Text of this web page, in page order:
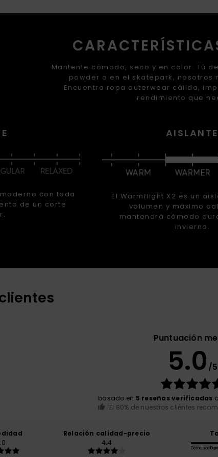
Mantente cómodo, seco y en calor. Tú
powder o en el skatepark, nosotros
Encuentra ropa outerwear cálida,
rendimiento que
con toda
de un corte
AISLANTE
El Warmflight X2 es un
volumen y máximo
mantendrá cómodo
invierno.
Puntuación
5.0 /5
basado en 5 reseñas verificadas
El 80% de nuestros clientes
Relación calidad-precio
4.4
Demasiado